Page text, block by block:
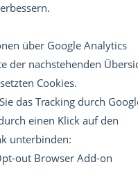
über Google Analytics
der nachstehenden
Cookies.
das Tracking durch
einen Klick auf den
unterbinden:
out Browser Add-on